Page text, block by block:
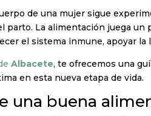
de una mujer sigue
parto. La alimentación juega un
el sistema inmune, apoyar la
Albacete, te ofrecemos una
en esta nueva etapa de vida.
una buena